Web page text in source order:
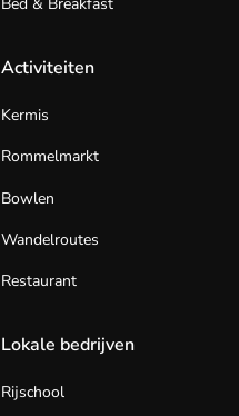
Bed & Breakfast
Activiteiten
Kermis
Rommelmarkt
Bowlen
Wandelroutes
Restaurant
Lokale bedrijven
Rijschool